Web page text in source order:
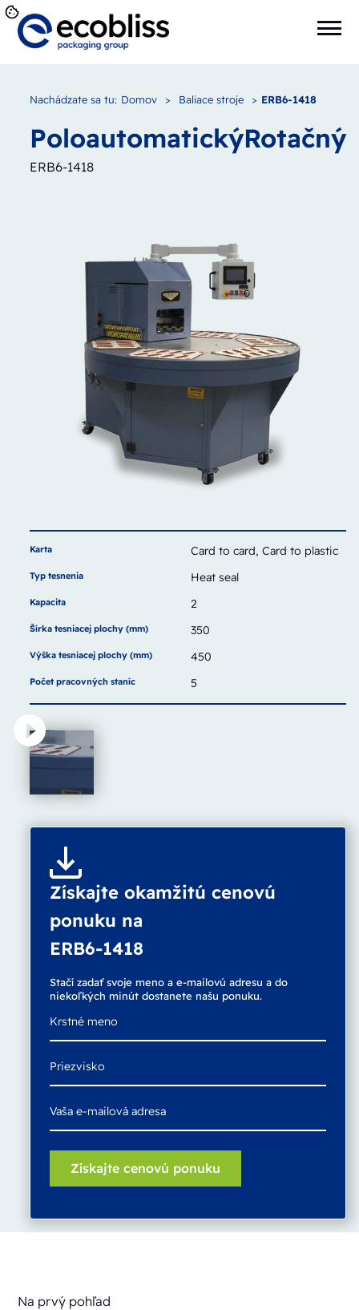
Nachádzate sa tu: Domov > Baliace stroje > ERB6-1418
PoloautomatickýRotačný
ERB6-1418
Karta Card to card, Card to plastic
Typ tesnenia Heat seal
Kapacita 2
Šírka tesniacej plochy (mm) 350
Výška tesniacej plochy (mm) 450
Počet pracovných staníc 5
Získajte okamžitú cenovú
ponuku na
ERB6-1418
Stačí zadať svoje meno a e-mailovú adresu a do
niekoľkých minút dostanete našu ponuku.
Na prvý pohľad